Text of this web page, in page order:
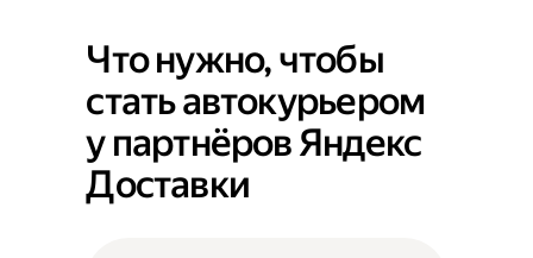
Что нужно, чтобы
стать автокурьером
у партнёров Яндекс
Доставки